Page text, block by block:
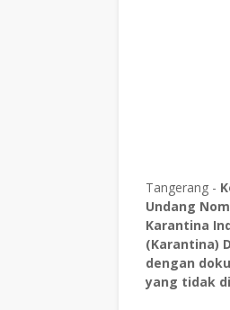
Tangerang -
Undang
Karantina
(Karantina)
dengan
yang tidak